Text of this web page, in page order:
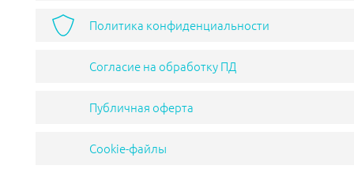
Политика конфиденциальности
Согласие на обработку ПД
Публичная оферта
Cookie-файлы